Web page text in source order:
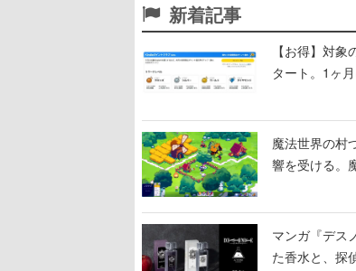
新着記事
【お得】対
タート。1ヶ
魔法世界の村
響を受ける。
マンガ『デス
た香水と、探